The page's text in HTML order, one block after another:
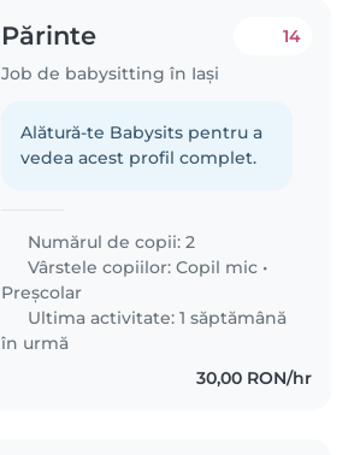
Părinte
Job de babysitting în Iași
14
Alătură-te Babysits pentru a
vedea acest profil complet.
Numărul de copii: 2
Vârstele copiilor:Copil mic •
Preșcolar
Ultima activitate: 1 săptămână
în urmă
30,00 RON/hr